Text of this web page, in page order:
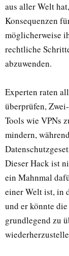
aus aller Welt
Konsequenzen
möglicherweise
rechtliche
abzuwenden.
Experten raten
überprüfen,
Tools wie VPNs
mindern,
Dieser Hack ist
ein Mahnmal
einer Welt ist, in
und er könnte
grundlegend zu